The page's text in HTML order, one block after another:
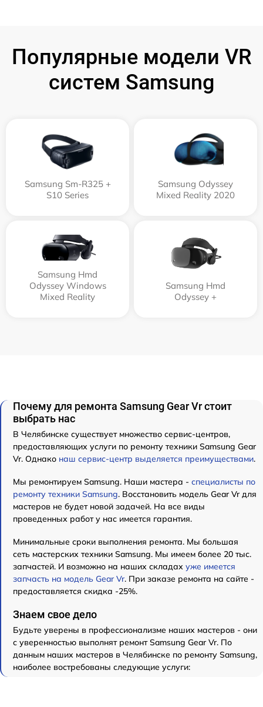
Популярные модели VR
систем Samsung
Samsung Sm-R325 +
S10 Series
Samsung Odyssey
Mixed Reality 2020
Samsung Hmd
Odyssey Windows
Mixed Reality
Samsung Hmd
Odyssey +
Почему для ремонта Samsung Gear Vr стоит
выбрать нас
В Челябинске существует множество сервис-центров,
предоставляющих услуги по ремонту техники Samsung Gear
Vr. Однако наш сервис-центр выделяется преимуществами.
Мы ремонтируем Samsung. Наши мастера - специалисты по
ремонту техники Samsung. Восстановить модель Gear Vr для
мастеров не будет новой задачей. На все виды
проведенных работ у нас имеется гарантия.
Минимальные сроки выполнения ремонта. Мы большая
сеть мастерских техники Samsung. Мы имеем более 20 тыс.
запчастей. И возможно на наших складах уже имеется
запчасть на модель Gear Vr. При заказе ремонта на сайте -
предоставляется скидка -25%.
Знаем свое дело
Будьте уверены в профессионализме наших мастеров - они
с уверенностью выполнят ремонт Samsung Gear Vr. По
данным наших мастеров в Челябинске по ремонту Samsung,
наиболее востребованы следующие услуги: